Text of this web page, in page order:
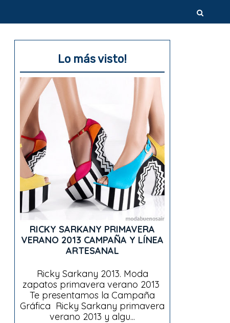
Lo más visto!
RICKY SARKANY PRIMAVERA
VERANO 2013 CAMPAÑA Y LÍNEA
ARTESANAL
Ricky Sarkany 2013. Moda
zapatos primavera verano 2013
Te presentamos la Campaña
Gráfica Ricky Sarkany primavera
verano 2013 y algu...